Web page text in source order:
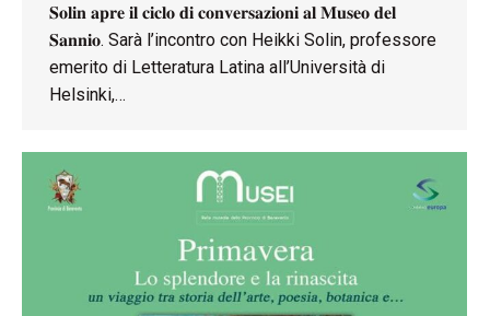
𝐒𝐨𝐥𝐢𝐧 𝐚𝐩𝐫𝐞 𝐢𝐥 𝐜𝐢𝐜𝐥𝐨 𝐝𝐢 𝐜𝐨𝐧𝐯𝐞𝐫𝐬𝐚𝐳𝐢𝐨𝐧𝐢 𝐚𝐥 𝐌𝐮𝐬𝐞𝐨 𝐝𝐞𝐥
𝐒𝐚𝐧𝐧𝐢𝐨. Sarà l’incontro con Heikki Solin, professore
emerito di Letteratura Latina all’Università di
Helsinki,…